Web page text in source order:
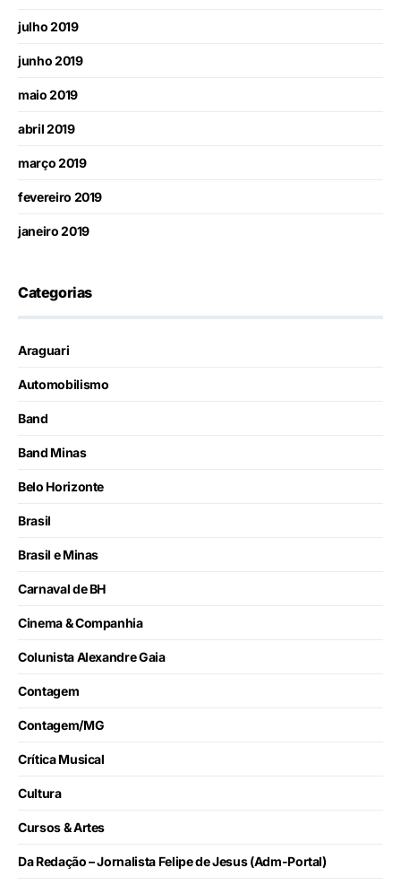
julho 2019
junho 2019
maio 2019
abril 2019
março 2019
fevereiro 2019
janeiro 2019
Categorias
Araguari
Automobilismo
Band
Band Minas
Belo Horizonte
Brasil
Brasil e Minas
Carnaval de BH
Cinema & Companhia
Colunista Alexandre Gaia
Contagem
Contagem/MG
Crítica Musical
Cultura
Cursos & Artes
Da Redação – Jornalista Felipe de Jesus (Adm-Portal)